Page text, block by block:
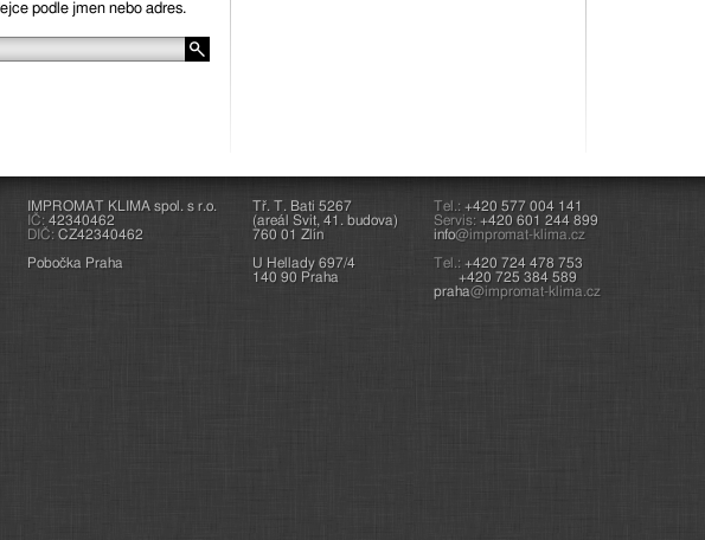
podle jmen nebo adres.
IMPROMAT KLIMA spol. s r.o.
IČ: 42340462
DIČ: CZ42340462
Pobočka Praha
Tř. T. Bati 5267
(areál Svit, 41. budova)
760 01 Zlín
U Hellady 697/4
140 90 Praha
Tel.: +420 577 004 141
Servis: +420 601 244 899
info@impromat-klima.cz
Tel.: +420 724 478 753
+420 725 384 589
praha@impromat-klima.cz